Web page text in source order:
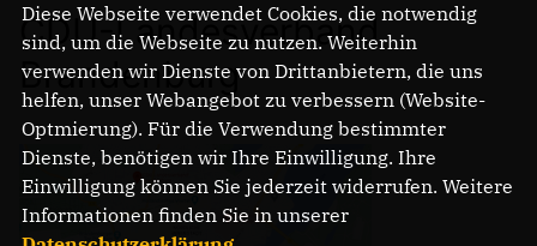
CDU-Landesverband
Brandenburg
Diese Webseite verwendet Cookies, die notwendig
sind, um die Webseite zu nutzen. Weiterhin
verwenden wir Dienste von Drittanbietern, die uns
helfen, unser Webangebot zu verbessern (Website-
Optmierung). Für die Verwendung bestimmter
Dienste, benötigen wir Ihre Einwilligung. Ihre
Einwilligung können Sie jederzeit widerrufen. Weitere
Informationen finden Sie in unserer